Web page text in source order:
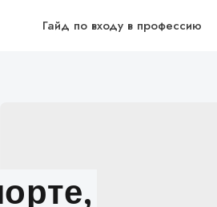
Гайд по входу в профессию